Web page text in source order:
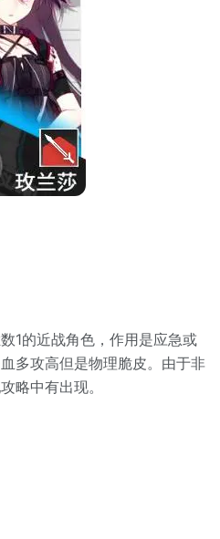
1的近战角色，作用是应急或
多攻高但是物理脆皮。由于非
略中有出现。